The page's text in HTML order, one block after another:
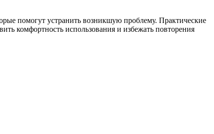
помогут устранить возникшую проблему. Практические
комфортность использования и избежать повторения